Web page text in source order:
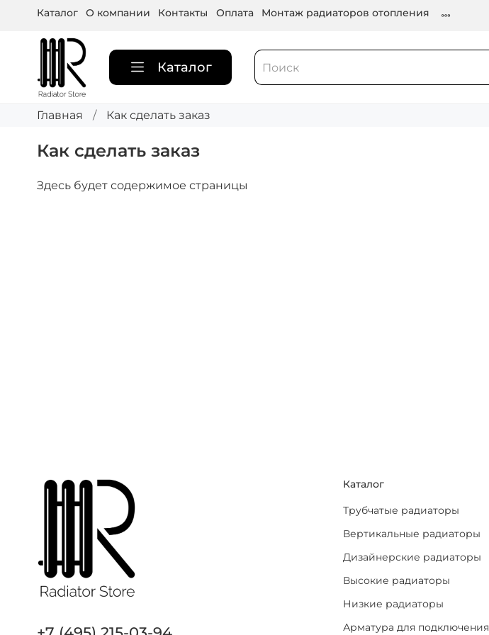
Каталог О компании Контакты Оплата Монтаж радиаторов отопления
Каталог
Главная Как сделать заказ
Как сделать заказ
Здесь будет содержимое страницы
Каталог
Трубчатые радиаторы
Вертикальные радиаторы
Дизайнерские радиаторы
Высокие радиаторы
Низкие радиаторы
Арматура для подключения